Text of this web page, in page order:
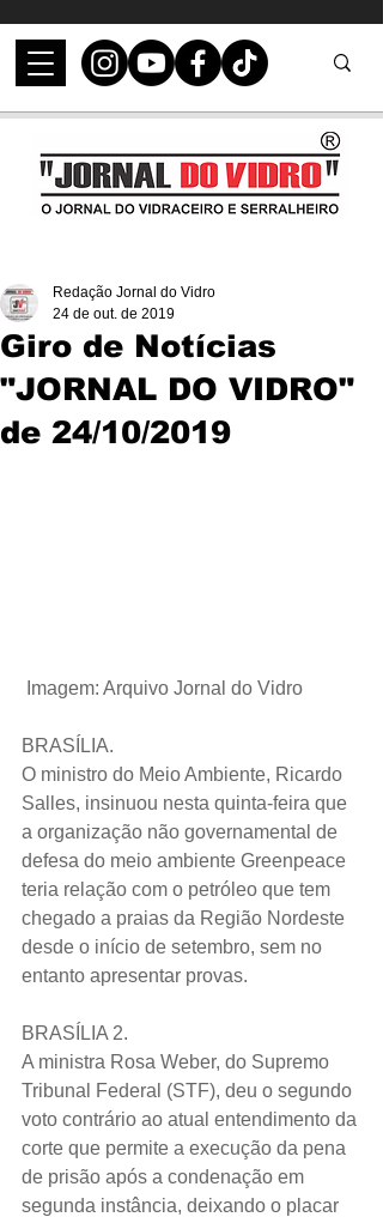
Giro de Notícias
"JORNAL DO VIDRO"
de 24/10/2019
Redação Jornal do Vidro
24 de out. de 2019
Imagem: Arquivo Jornal do Vidro
BRASÍLIA.
O ministro do Meio Ambiente, Ricardo
Salles, insinuou nesta quinta-feira que
a organização não governamental de
defesa do meio ambiente Greenpeace
teria relação com o petróleo que tem
chegado a praias da Região Nordeste
desde o início de setembro, sem no
entanto apresentar provas.
BRASÍLIA 2.
A ministra Rosa Weber, do Supremo
Tribunal Federal (STF), deu o segundo
voto contrário ao atual entendimento da
corte que permite a execução da pena
de prisão após a condenação em
segunda instância, deixando o placar